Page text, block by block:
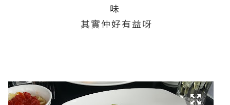
味
其實仲好有益呀